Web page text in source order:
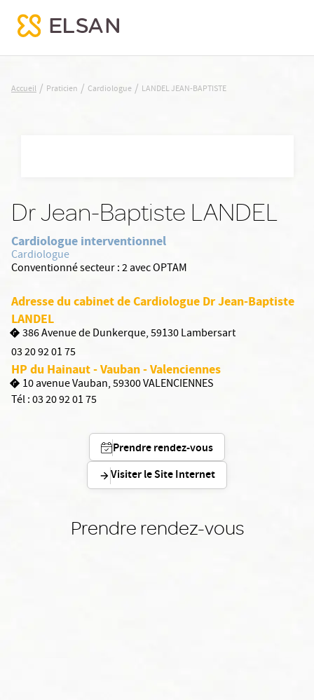
LANDEL JEAN-BAPTISTE
Accueil / Praticien / Cardiologue / LANDEL JEAN-BAPTISTE
Dr Jean-Baptiste LANDEL
Cardiologue interventionnel
Cardiologue
Conventionné secteur :2 avec OPTAM
Adresse du cabinet de Cardiologue Dr Jean-Baptiste
LANDEL
386 Avenue de Dunkerque, 59130 Lambersart
03 20 92 01 75
HP du Hainaut - Vauban - Valenciennes
10 avenue Vauban, 59300 VALENCIENNES
Tél :03 20 92 01 75
Prendre rendez-vous
Visiter le Site Internet
Prendre rendez-vous